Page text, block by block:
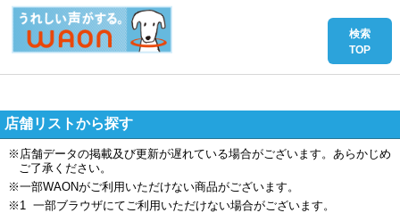
店舗リストから探す
※店舗データの掲載及び更新が遅れている場合がございます。あらかじめ
ご了承ください。
※一部WAONがご利用いただけない商品がございます。
※1 一部ブラウザにてご利用いただけない場合がございます。